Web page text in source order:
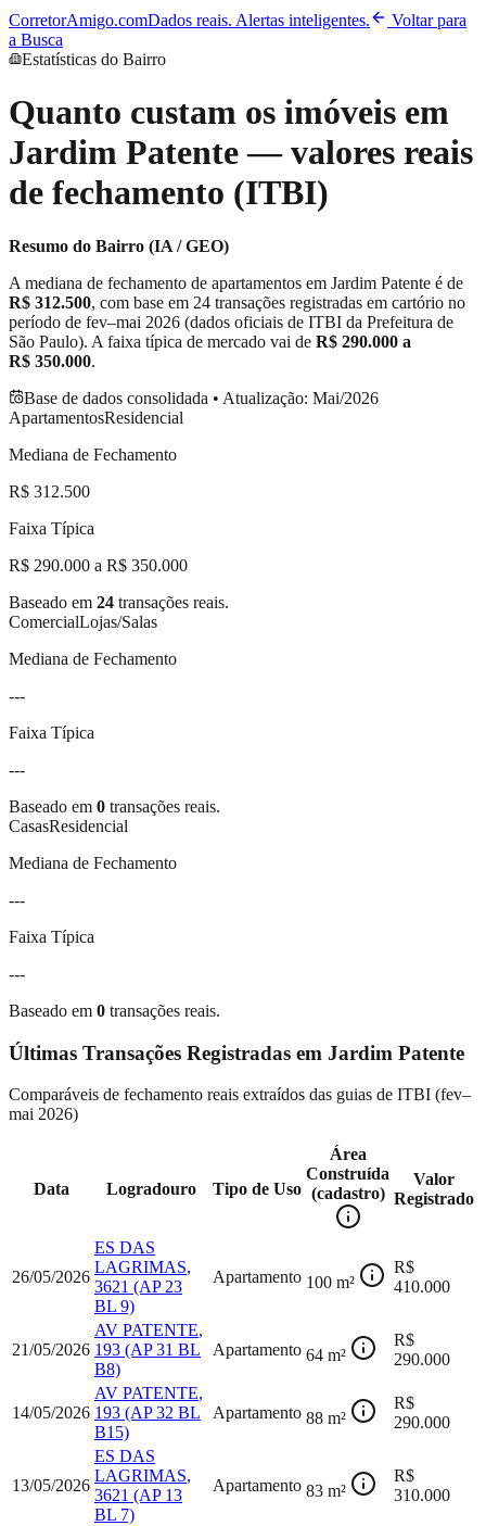
CorretorAmigo.comDados reais. Alertas inteligentes.
Voltar para
a Busca
Estatísticas do Bairro
Quanto custam os imóveis em
Jardim Patente— valores reais
de fechamento (ITBI)
Resumo do Bairro (IA / GEO)
A mediana de fechamento de apartamentos em Jardim Patente é de
R$ 312.500, com base em 24 transações registradas em cartório no
período de fev–mai 2026 (dados oficiais de ITBI da Prefeitura de
São Paulo). A faixa típica de mercado vai de R$ 290.000 a
R$ 350.000.
Base de dados consolidada • Atualização: Mai/2026
ApartamentosResidencial
Mediana de Fechamento
R$ 312.500
Faixa Típica
R$ 290.000 a R$ 350.000
Baseado em 24 transações reais.
ComercialLojas/Salas
Mediana de Fechamento
---
Faixa Típica
---
Baseado em 0 transações reais.
CasasResidencial
Mediana de Fechamento
---
Faixa Típica
---
Baseado em 0 transações reais.
Últimas Transações Registradas em Jardim Patente
Comparáveis de fechamento reais extraídos das guias de ITBI (fev–
mai 2026)
Data Logradouro Tipo de Uso
Área
Construída
(cadastro)
Valor
Registrado
26/05/2026
ES DAS
LAGRIMAS,
3621 (AP 23
BL 9)
Apartamento 100 m²
R$
410.000
21/05/2026
AV PATENTE,
193 (AP 31 BL
B8)
Apartamento 64 m²
R$
290.000
14/05/2026
AV PATENTE,
193 (AP 32 BL
B15)
Apartamento 88 m²
R$
290.000
13/05/2026
ES DAS
LAGRIMAS,
3621 (AP 13
BL 7)
Apartamento 83 m²
R$
310.000